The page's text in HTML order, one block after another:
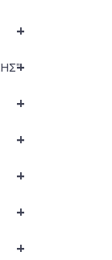
+
+
+
+
+
+
+